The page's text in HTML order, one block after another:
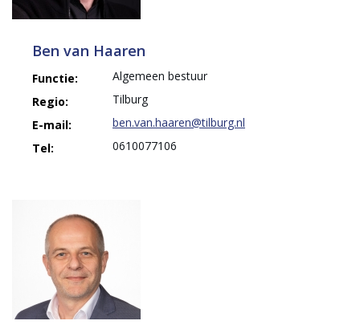
Ben van Haaren
Functie:
Algemeen bestuur
Regio:
Tilburg
E-mail:
ben.van.haaren@tilburg.nl
Tel:
0610077106